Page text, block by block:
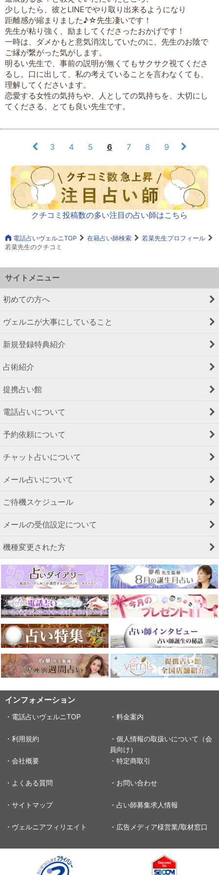
少ししたら、彼とLINEでやり取り出来るようになり
距離感が縮まりました♪☆先生凄いです！
先生が粘り強く、励ましてくださったおかげです！
一時は、ダメかもと意気消沈していたのに、先生のお陰で
ご縁が繋がった気がします。
明るい先生で、事前の説明が無くてもサクサク視てくださ
るし。口に出して、私の考えていることを言わなくても、
理解してくださいます。
恋愛する女性の気持ちや、人としての気持ちを、大切にし
てくださる、とても良い先生です。
3 4 5 6 7 8 9
クチコミ投稿数の多い注目の占い師はこちら
電話占いヴェルニTOP 在籍占い師検索
若菜先生プロフィール
若菜先生のクチコミ
サイトメニュー
初めての方へ
ヴェルニが大事にしていること
新規登録特典紹介
占術紹介
提携占い館
電話占いについて
予約依頼について
チャット占いについて
メール占いについて
ご待機スケジュール
メールの受信設定について
機種変更された方
インフォメーション
・電話占いヴェルニTOP ・料金案内
・利用規約
・個人情報の取扱いについて（会
員向け）
・会社概要
・特定商取引
・よくある質問 ・お問い合わせ
・サイトマップ ・占い師募集求人情報
・ヴェルニアフィリエイト ・広告メディア様営業/取材窓口